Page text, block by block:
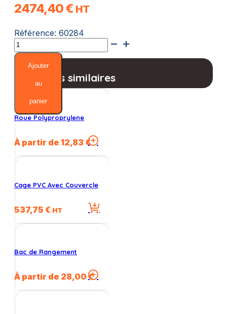
2474,40€ HT
Référence: 60284
quantité
de
Chariot
Enrouleur
Ajouter
au
panier
Produits similaires
Roue Polyproprylene
À partir de 12,83€
Ce
Les
peuvent
être
choisies
du
produit
Cage PVC Avec Couvercle
537,75 € HT
Bac de Rangement
À partir de 28,00€ Ce